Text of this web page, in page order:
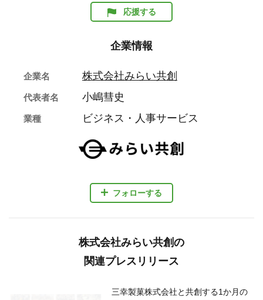
応援する
企業情報
フォローする
企業名 株式会社みらい共創
代表者名 小嶋彗史
業種 ビジネス・人事サービス
株式会社みらい共創の
関連プレスリリース
三幸製菓株式会社と共創する1か月の